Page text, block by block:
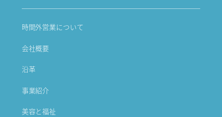
時間外営業について
会社概要
沿革
事業紹介
美容と福祉